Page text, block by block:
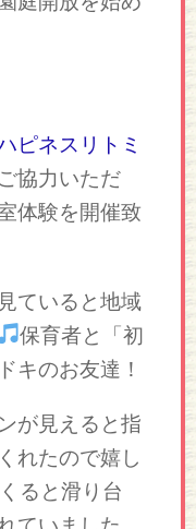
ピネスリトミ
協力いただ
体験を開催致
ていると地域
保育者と「初
キのお友達！
が見えると指
れたので嬉し
ると滑り台